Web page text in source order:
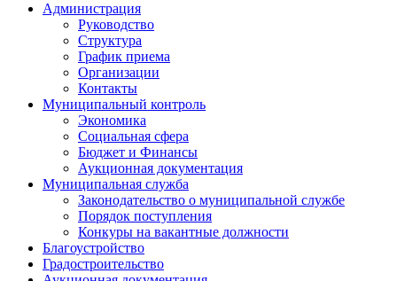
Администрация
Руководство
Структура
График приема
Организации
Контакты
Муниципальный контроль
Экономика
Социальная сфера
Бюджет и Финансы
Аукционная документация
Муниципальная служба
Законодательство о муниципальной службе
Порядок поступления
Конкуры на вакантные должности
Благоустройство
Градостроительство